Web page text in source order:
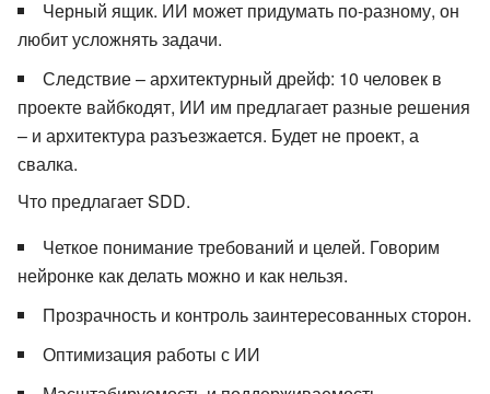
Черный ящик. ИИ может придумать по-разному, он
любит усложнять задачи.
Следствие – архитектурный дрейф: 10 человек в
проекте вайбкодят, ИИ им предлагает разные решения
– и архитектура разъезжается. Будет не проект, а
свалка.
Что предлагает SDD.
Четкое понимание требований и целей. Говорим
нейронке как делать можно и как нельзя.
Прозрачность и контроль заинтересованных сторон.
Оптимизация работы с ИИ